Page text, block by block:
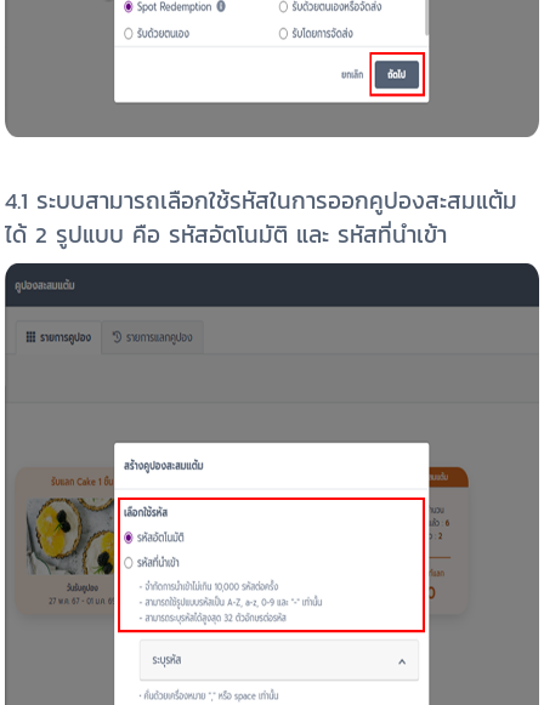
4.1 ระบบสามารถเลือกใช้รหัสในการออกคูปองสะสมแต้ม
ได้ 2 รูปแบบ คือ รหัสอัตโนมัติ และ รหัสที่นำเข้า